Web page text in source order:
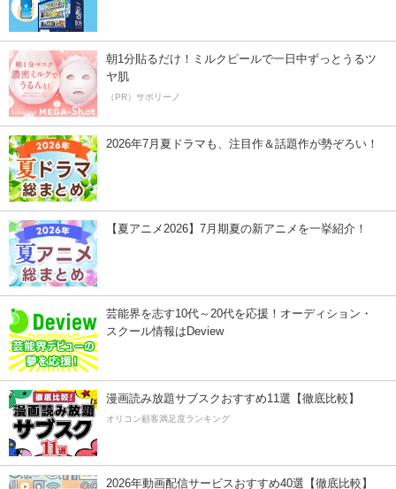
朝1分貼るだけ！ミルクピールで一日中ずっとうるツ
ヤ肌
（PR）サボリーノ
2026年7月夏ドラマも、注目作＆話題作が勢ぞろい！
【夏アニメ2026】7月期夏の新アニメを一挙紹介！
芸能界を志す10代～20代を応援！オーディション・
スクール情報はDeview
漫画読み放題サブスクおすすめ11選【徹底比較】
オリコン顧客満足度ランキング
2026年動画配信サービスおすすめ40選【徹底比較】